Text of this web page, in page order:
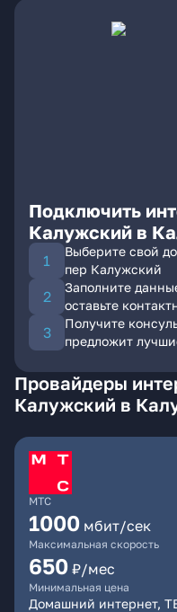
Подключить
Калужский в
Выберите свой
пер Калужский
Заполните
оставьте
Получите
предложит
Провайдеры
Калужский в
МТС
1000 мбит/сек
Максимальная скорость
650 ₽/мес
Минимальная цена
Домашний интернет,